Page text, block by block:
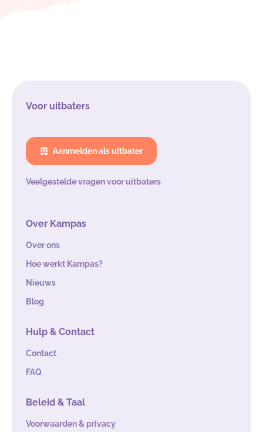
Voor uitbaters
Aanmelden als uitbater
Veelgestelde vragen voor uitbaters
Over Kampas
Over ons
Hoe werkt Kampas?
Nieuws
Blog
Hulp & Contact
Contact
FAQ
Beleid & Taal
Voorwaarden & privacy